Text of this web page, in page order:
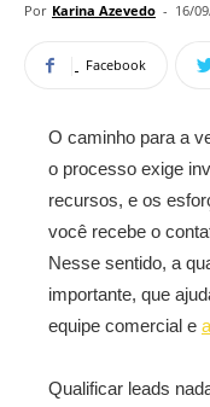
Por Karina Azevedo - 16/
Facebook
O caminho para a
o processo exige
recursos, e os
você recebe o
Nesse sentido, a
importante, que
equipe comercial e
Qualificar leads